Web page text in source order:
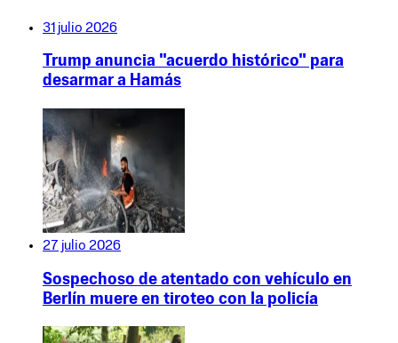
31 julio 2026
Trump anuncia "acuerdo histórico" para
desarmar a Hamás
27 julio 2026
Sospechoso de atentado con vehículo en
Berlín muere en tiroteo con la policía